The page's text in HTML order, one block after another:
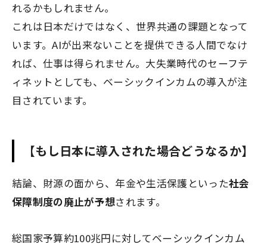
れるかもしれません。
これは日本だけではなく、世界共通の課題となって
います。AIが出来ないことを提供できる人間でなけ
れば、仕事は得られません。大失業時代のセーフテ
ィネットとしても、ベーシックインカムの導入が注
目されています。
【もし日本に導入された場合どうなるか】
結論、財源の面から、年金や生活保護といった社会
保障制度の廃止が予想されます。
総国家予算約100兆円に対してベーシックインカム